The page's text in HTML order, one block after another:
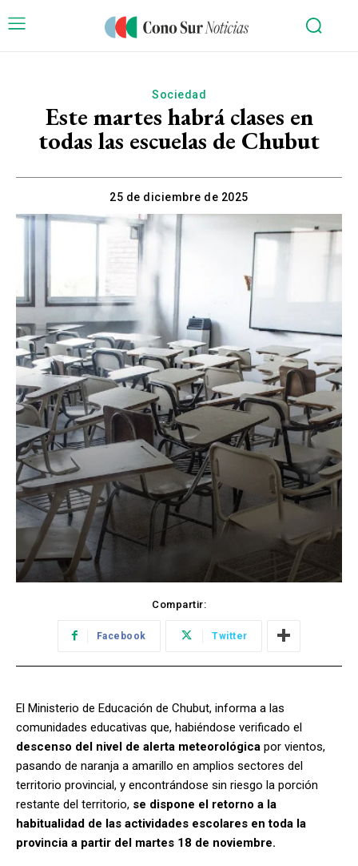
Sociedad
Este martes habrá clases en
todas las escuelas de Chubut
25 de diciembre de 2025
Compartir:
Facebook Twitter
El Ministerio de Educación de Chubut, informa a las
comunidades educativas que, habiéndose verificado el
descenso del nivel de alerta meteorológica por vientos,
pasando de naranja a amarillo en amplios sectores del
territorio provincial, y encontrándose sin riesgo la porción
restante del territorio, se dispone el retorno a la
habitualidad de las actividades escolares en toda la
provincia a partir del martes 18 de noviembre.